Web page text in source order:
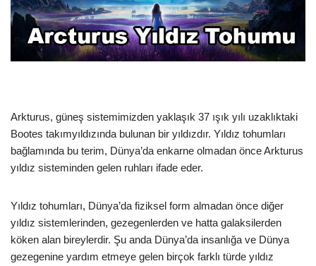
Arkturus, güneş sistemimizden yaklaşık 37 ışık yılı uzaklıktaki
Bootes takımyıldızında bulunan bir yıldızdır. Yıldız tohumları
bağlamında bu terim, Dünya’da enkarne olmadan önce Arkturus
yıldız sisteminden gelen ruhları ifade eder.
Yıldız tohumları, Dünya’da fiziksel form almadan önce diğer
yıldız sistemlerinden, gezegenlerden ve hatta galaksilerden
köken alan bireylerdir. Şu anda Dünya’da insanlığa ve Dünya
gezegenine yardım etmeye gelen birçok farklı türde yıldız